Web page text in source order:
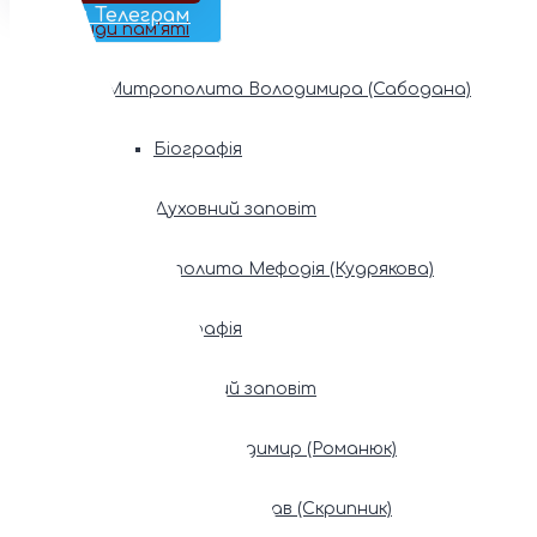
Наш Телеграм
Фонди пам’яті
Митрополита Володимира (Сабодана)
Біографія
Духовний заповіт
Митрополита Мефодія (Кудрякова)
Біографія
Духовний заповіт
Патріарх Володимир (Романюк)
Патріарх Мстислав (Скрипник)